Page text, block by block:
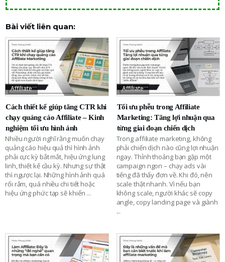
Bài viết liên quan:
Affiliate
Cách thiết kế giúp tăng CTR khi
chạy quảng cáo Affiliate – Kinh
nghiệm tối ưu hình ảnh
Nhiều người nghĩ rằng muốn chạy
quảng cáo hiệu quả thì hình ảnh
phải cực kỳ bắt mắt, hiệu ứng lung
linh, thiết kế cầu kỳ. Nhưng sự thật
thì ngược lại. Những hình ảnh quá
rối rắm, quá nhiều chi tiết hoặc
hiệu ứng phức tạp sẽ khiến ...
Affiliate
Tối ưu phễu trong Affiliate
Marketing: Tăng lợi nhuận qua
từng giai đoạn chiến dịch
Trong affiliate marketing, không
phải chiến dịch nào cũng lợi nhuận
ngay. Thỉnh thoảng bạn gặp một
campaign ngon – chạy ads vài
tiếng đã thấy đơn về. Khi đó, nên
scale thật nhanh. Vì nếu bạn
không scale, người khác sẽ copy
angle, copy landing page và giành
...